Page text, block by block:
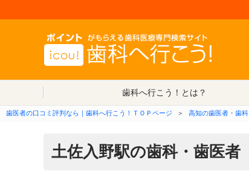
歯科へ行こう！とは？
歯医者の口コミ評判なら｜歯科へ行こう！ＴＯＰページ ＞ 高知の歯医者・歯科
土佐入野駅の歯科・歯医者